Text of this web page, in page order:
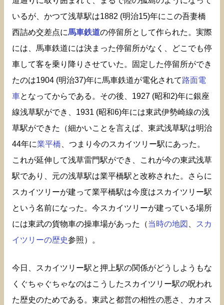
いるが、かつて浅草駅は1882 (明治15)年にこの吾妻橋
西詰め交差点に馬車鉄道の停留所として作られた。実際
には、馬車鉄道には決まった停留所がなく、どこでも停
車して客を乗り降りさせていた。固定した停留所ができ
たのは1904 (明治37)年に馬車鉄道が電化されて路面電
車となってからである。その後、1927 (昭和2)年に銀座
線浅草駅ができ、1931 (昭和6)年には東武伊勢崎線の浅
草駅ができた（細かいことを言えば、東武浅草駅は明治
44年に業平橋 、つまり今のスカイツリー駅にあった。
これが延伸して浅草雷門駅ができ、これが今の東武浅草
駅であり、元の浅草駅は業平橋駅と改称された。さらに
スカイツリーが建って業平橋駅は今度はスカイツリー駅
という名前になった。今スカイツリーが建っている場所
には東武の貨物車の操車場があった（当時の地図
スカ
イツリーの歴史参照）。
今日、スカイツリー駅と押上駅の関係がどうしようもな
くぐちゃぐちゃなのはこうしたスカイツリー駅の呪われ
た歴史のためである。東武と都営の相性の悪さ、カオス